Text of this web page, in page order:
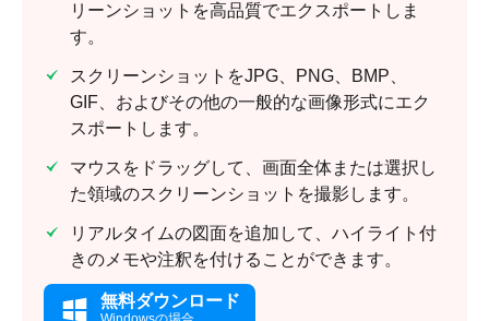
リーンショットを高品質でエクスポートしま
す。
スクリーンショットをJPG、PNG、BMP、
GIF、およびその他の一般的な画像形式にエク
スポートします。
マウスをドラッグして、画面全体または選択し
た領域のスクリーンショットを撮影します。
リアルタイムの図面を追加して、ハイライト付
きのメモや注釈を付けることができます。
無料ダウンロード